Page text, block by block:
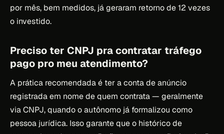
por mês, bem medidos, já geraram retorno de 12 vezes
o investido.
Preciso ter CNPJ pra contratar tráfego
pago pro meu atendimento?
A prática recomendada é ter a conta de anúncio
registrada em nome de quem contrata — geralmente
via CNPJ, quando o autônomo já formalizou como
pessoa jurídica. Isso garante que o histórico de